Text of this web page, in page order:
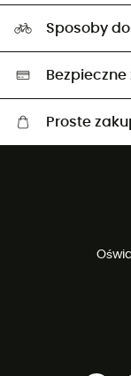
Ambasadorzy
Wybrane produkty
Sposoby
Proste